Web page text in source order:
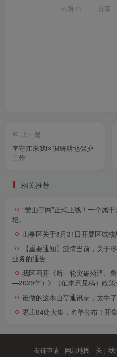
点赞 41 分享
上一篇
李守江来我区调研耕地保护
工作
相关推荐
“爱山亭网”正式上线！一个属
坛。
山亭区关于8月31日开展区域
【重要通知】疫情当前，关于
业务的通告
我区召开《新一轮突破菏泽、
—2025年）》（征求意见稿）政策
谁做的这本山亭通讯录，太牛
枣庄84处大集，名单公布！开
友链申请 - 网站地图 - 关于我